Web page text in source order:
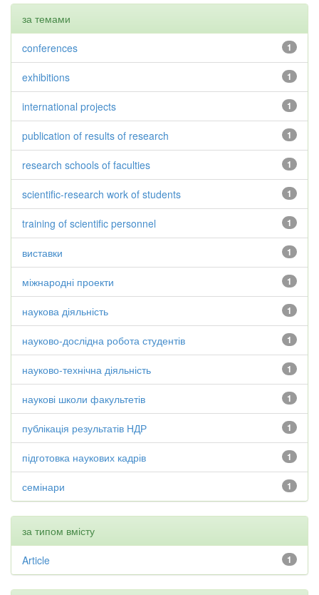
за темами
1
conferences
1
exhibitions
1
international projects
1
publication of results of research
1
research schools of faculties
1
scientific-research work of students
1
training of scientific personnel
1
виставки
1
міжнародні проекти
1
наукова діяльність
1
науково-дослідна робота студентів
1
науково-технічна діяльність
1
наукові школи факультетів
1
публікація результатів НДР
1
підготовка наукових кадрів
1
семінари
за типом вмісту
1
Article